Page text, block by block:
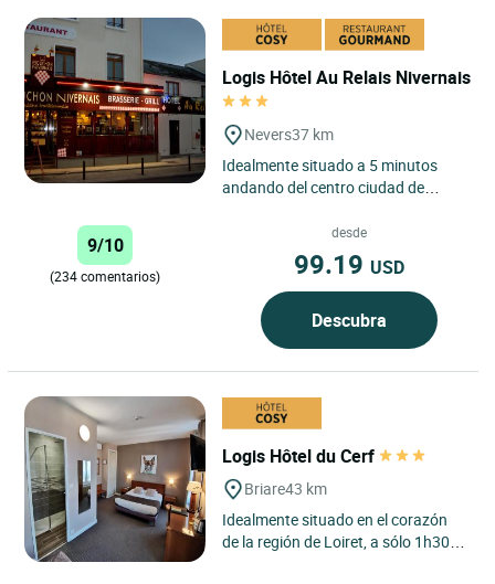
Logis Hôtel Au Relais Nivernais
Nevers37 km
Idealmente situado a 5 minutos
andando del centro ciudad de
circuito automovilístico...
9/10
(234 comentarios)
desde
99.19 USD
Descubra
Logis Hôtel du Cerf
Briare43 km
Idealmente situado en el corazón
de la región de Loiret, a sólo 1h30